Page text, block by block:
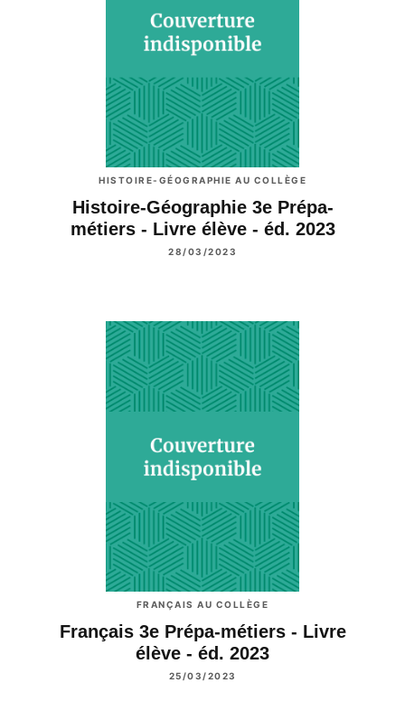
HISTOIRE-GÉOGRAPHIE AU COLLÈGE
Histoire-Géographie 3e Prépa-
métiers - Livre élève - éd. 2023
28/03/2023
FRANÇAIS AU COLLÈGE
Français 3e Prépa-métiers - Livre
élève - éd. 2023
25/03/2023